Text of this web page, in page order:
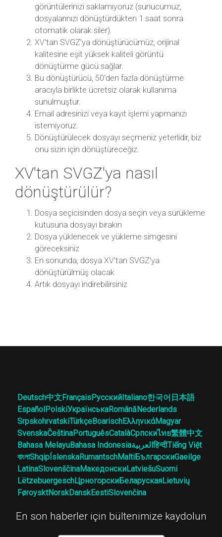
görüntülerinizi saklamıyoruz (sunucumuz,
dosyalarınızı dönüştürdükten 1 saat sonra
otomatik olarak siler).
XV'tan SVGZ'ya dönüştürücümüz, orijinal
kalitesine eşit yüksek kaliteli görüntü
dönüştürme gücü sağlar.
Bu dönüştürücü, 50'den fazla dönüştürme
aracıyla birlikte ücretsiz olarak kullanıma
sunulmuştur.
Email adresinizi veya kayıt işlemi yapmanızı
istemiyoruz.
Dönüştürülecek dosyayı seçmeniz yeterlidir, biz
onu sizin için dönüştüreceğiz.
XV'tan SVGZ'ya nasıl
dönüştürülür?
Dosya seçicisinden dosya seçin veya sürükleme
kutusuna dosyayı bırakın
Dosya yüklenecek ve yükleme simgesini
göreceksiniz
En sonunda, dosya XV'tan SVGZ'ya
dönüştürülmüş olacak
Artık dosyayı indirebilirsiniz
Deutsch中文FrançaisРусскийItaliano한국어 日本語
EspañolPolskiУкраїнськаRomânăNederlands
SrpskohrvatskiTürkçeBoarischΕλληνικάMagyar
SvenskaČeštinaPortuguêsCatalàСрпскиไทย繁體中文
Bahasa MelayuBahasa Indonesiaالعربيةहिन्दीTiếng Việt
বাংলাShqipÍslenskaRumantschMaltiБългарскиGaeilge
LatinaSlovenščinaМакедонскиLatviešuSuomi
LëtzebuergeschЦрногорскиБеларускаяLietuvių
FøroysktNorskDanskEestiSlovenčina
En son haberler için bültenimize kaydolun